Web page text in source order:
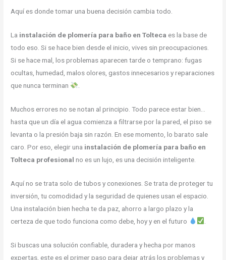
Aquí es donde tomar una buena decisión cambia todo.
La instalación de plomería para baño en Tolteca es la base de
todo eso. Si se hace bien desde el inicio, vives sin preocupaciones.
Si se hace mal, los problemas aparecen tarde o temprano: fugas
ocultas, humedad, malos olores, gastos innecesarios y reparaciones
que nunca terminan
Muchos errores no se notan al principio. Todo parece estar bien…
hasta que un día el agua comienza a filtrarse por la pared, el piso se
levanta o la presión baja sin razón. En ese momento, lo barato sale
caro. Por eso, elegir una instalación de plomería para baño en
Tolteca profesional no es un lujo, es una decisión inteligente.
Aquí no se trata solo de tubos y conexiones. Se trata de proteger tu
inversión, tu comodidad y la seguridad de quienes usan el espacio.
Una instalación bien hecha te da paz, ahorro a largo plazo y la
certeza de que todo funciona como debe, hoy y en el futuro
Si buscas una solución confiable, duradera y hecha por manos
expertas, este es el primer paso para dejar atrás los problemas y